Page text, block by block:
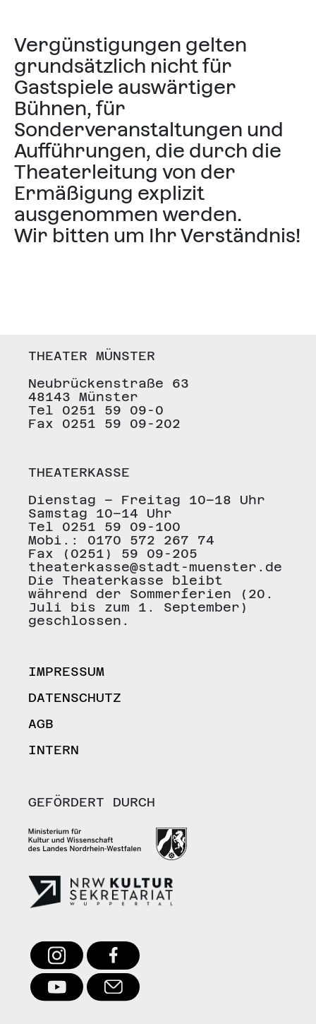
Vergünstigungen gelten
grundsätzlich nicht für
Gastspiele auswärtiger
Bühnen, für
Sonderveranstaltungen und
Aufführungen, die durch die
Theaterleitung von der
Ermäßigung explizit
ausgenommen werden.
Wir bitten um Ihr Verständnis!
THEATER MÜNSTER
Neubrückenstraße 63
48143 Münster
Tel 0251 59 09-0
Fax 0251 59 09-202
THEATERKASSE
Dienstag – Freitag 10–18 Uhr
Samstag 10–14 Uhr
Tel 0251 59 09-100
Mobi.: 0170 572 267 74
Fax (0251) 59 09-205
theaterkasse@stadt-muenster.de
Die Theaterkasse bleibt
während der Sommerferien (20.
Juli bis zum 1. September)
geschlossen.
IMPRESSUM
DATENSCHUTZ
AGB
INTERN
GEFÖRDERT DURCH